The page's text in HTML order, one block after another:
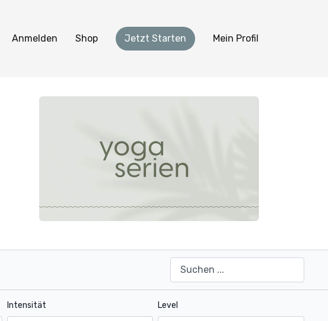
Anmelden Shop Jetzt Starten Mein Profil
Intensität Level